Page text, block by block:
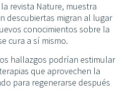
revista Nature, muestra
descubiertas migran al lugar
conocimientos sobre la
cura a sí mismo.
hallazgos podrían estimular
que aprovechen la
para regenerarse después